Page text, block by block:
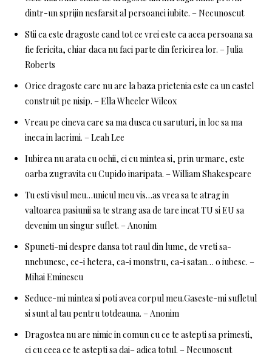
dintr-un sprijin nesfarsit al persoanei iubite. – Necunoscut
Stii ca este dragoste cand tot ce vrei este ca acea persoana sa
fie fericita, chiar daca nu faci parte din fericirea lor. – Julia
Roberts
Orice dragoste care nu are la baza prietenia este ca un castel
construit pe nisip. – Ella Wheeler Wilcox
Vreau pe cineva care sa ma dusca cu saruturi, in loc sa ma
ineca in lacrimi. – Leah Lee
Iubirea nu arata cu ochii, ci cu mintea si, prin urmare, este
oarba zugravita cu Cupido inaripata. – William Shakespeare
Tu esti visul meu…unicul meu vis…as vrea sa te atrag in
valtoarea pasiunii sa te strang asa de tare incat TU si EU sa
devenim un singur suflet. – Anonim
Spuneti-mi despre dansa tot raul din lume, de vreti sa-
nnebunesc, ce-i hetera, ca-i monstru, ca-i satan… o iubesc. –
Mihai Eminescu
Seduce-mi mintea si poti avea corpul meu.Gaseste-mi sufletul
si sunt al tau pentru totdeauna. – Anonim
Dragostea nu are nimic in comun cu ce te astepti sa primesti,
ci cu ceea ce te astepti sa dai– adica totul. – Necunoscut